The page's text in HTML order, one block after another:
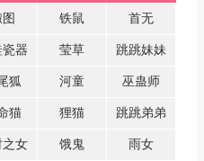
铁鼠 首无
器 莹草 跳跳妹妹
狐 河童 巫蛊师
猫 狸猫 跳跳弟弟
之女 饿鬼 雨女